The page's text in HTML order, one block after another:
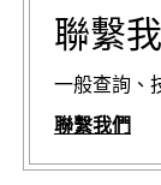
聯繫
一般查詢、
聯繫我們